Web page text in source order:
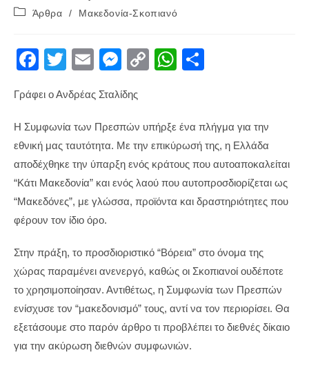
published:
PostΆρθρα / Μακεδονία-Σκοπιανό
F
c
e
b
o
o
k
T
tt
er
E
ail
M
ss
e
n
g
er
C
y
Li
n
k
W
s
A
p
p
e
Γράφει ο Ανδρέας Σταλίδης
Η Συμφωνία των Πρεσπών υπήρξε ένα πλήγμα για την
εθνική μας ταυτότητα. Με την επικύρωσή της, η Ελλάδα
αποδέχθηκε την ύπαρξη ενός κράτους που αυτοαποκαλείται
“Κάτι Μακεδονία” και ενός λαού που αυτοπροσδιορίζεται ως
“Μακεδόνες”, με γλώσσα, προϊόντα και δραστηριότητες που
φέρουν τον ίδιο όρο.
Στην πράξη, το προσδιοριστικό “Βόρεια” στο όνομα της
χώρας παραμένει ανενεργό, καθώς οι Σκοπιανοί ουδέποτε
το χρησιμοποίησαν. Αντιθέτως, η Συμφωνία των Πρεσπών
ενίσχυσε τον “μακεδονισμό” τους, αντί να τον περιορίσει. Θα
εξετάσουμε στο παρόν άρθρο τι προβλέπει το διεθνές δίκαιο
για την ακύρωση διεθνών συμφωνιών.